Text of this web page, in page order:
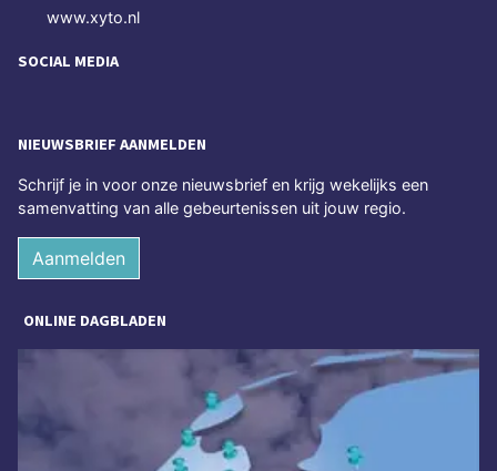
www.xyto.nl
SOCIAL MEDIA
NIEUWSBRIEF AANMELDEN
Schrijf je in voor onze nieuwsbrief en krijg wekelijks een
samenvatting van alle gebeurtenissen uit jouw regio.
Aanmelden
ONLINE DAGBLADEN